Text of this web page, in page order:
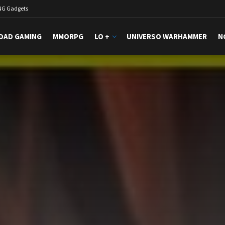
Gadgets
GAMING MMORPG LO + UNIVERSO WARHAMMER